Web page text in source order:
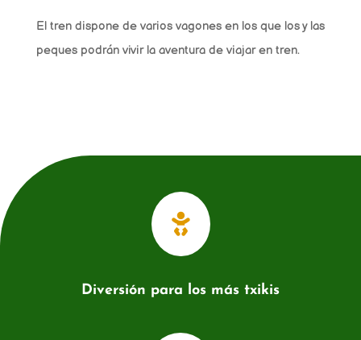
El tren dispone de varios vagones en los que los y las
peques podrán vivir la aventura de viajar en tren.

Diversión para los más txikis